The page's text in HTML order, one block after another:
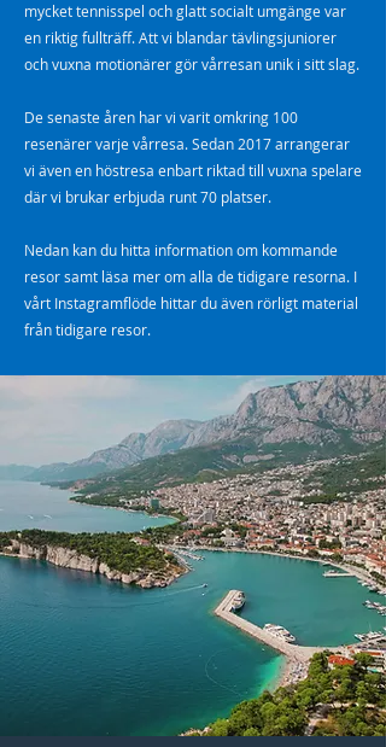
mycket tennisspel och glatt socialt umgänge var
en riktig fullträff. Att vi blandar tävlingsjuniorer
och vuxna motionärer gör vårresan unik i sitt slag.
De senaste åren har vi varit omkring 100
resenärer varje vårresa. Sedan 2017 arrangerar
vi även en höstresa enbart riktad till vuxna spelare
där vi brukar erbjuda runt 70 platser.
Nedan kan du hitta information om kommande
resor samt läsa mer om alla de tidigare resorna. I
vårt Instagramflöde hittar du även rörligt material
från tidigare resor.